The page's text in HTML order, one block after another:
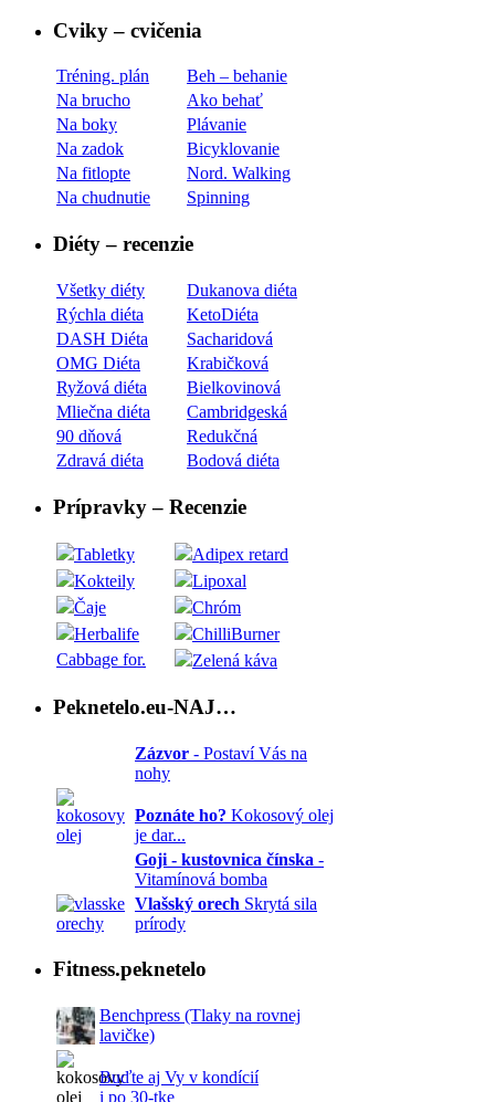
Cviky – cvičenia
Tréning. plán
Beh – behanie
Na brucho
Ako behať
Na boky
Plávanie
Na zadok
Bicyklovanie
Na fitlopte
Nord. Walking
Na chudnutie
Spinning
Diéty – recenzie
Všetky diéty
Dukanova diéta
Rýchla diéta
KetoDiéta
DASH Diéta
Sacharidová
OMG Diéta
Krabičková
Ryžová diéta
Bielkovinová
Mliečna diéta
Cambridgeská
90 dňová
Redukčná
Zdravá diéta
Bodová diéta
Prípravky – Recenzie
Tabletky
Adipex retard
Kokteily
Lipoxal
Čaje
Chróm
Herbalife
ChilliBurner
Cabbage for.
Zelená káva
Peknetelo.eu-NAJ…
Zázvor - Postaví Vás na
nohy
Poznáte ho? Kokosový olej
je dar...
Goji - kustovnica čínska -
Vitamínová bomba
Vlašský orech Skrytá sila
prírody
Fitness.peknetelo
Benchpress (Tlaky na rovnej
lavičke)
Buďte aj Vy v kondícií
i po 30-tke